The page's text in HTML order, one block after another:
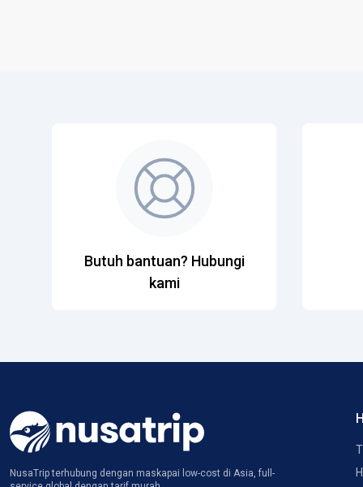
Butuh bantuan? Hubungi
kami
NusaTrip terhubung dengan maskapai low-cost di Asia, full-